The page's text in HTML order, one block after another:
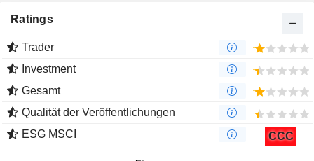
Ratings
Trader
Investment
Gesamt
Qualität der Veröffentlichungen
ESG MSCI
CCC